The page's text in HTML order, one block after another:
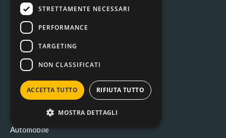
Idraulica e arredo bagno
Articoli vari
Antinfortunistica
Elettricita'
Giardinaggio
Elettroutensili
Colorificio
Prodotti chimici
Automobile
STRETTAMENTE NECESSARI
PERFORMANCE
TARGETING
NON CLASSIFICATI
ACCETTA TUTTO RIFIUTA TUTTO
MOSTRA DETTAGLI